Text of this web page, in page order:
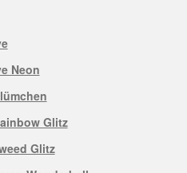
Neon
Glitz
Glitz